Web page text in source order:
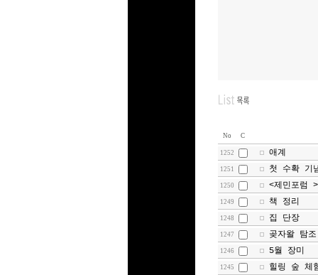
No C
1252 애계
1251 첫 수확 기
1250 <제민포럼
1249 책 정리
1248 집 단장
1247 곶자왈 탐조
1246 5월 장미
1245 힐링 숲 체